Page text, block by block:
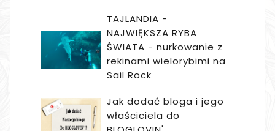
TAJLANDIA -
NAJWIĘKSZA RYBA
ŚWIATA - nurkowanie z
rekinami wielorybimi na
Sail Rock
Jak dodać bloga i jego
właściciela do